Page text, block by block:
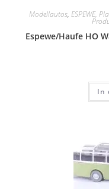
Modellautos, ESPEWE,
Espewe/Haufe HO
In